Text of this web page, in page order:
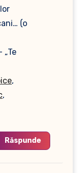
(o
„Te
,
,
Răspunde